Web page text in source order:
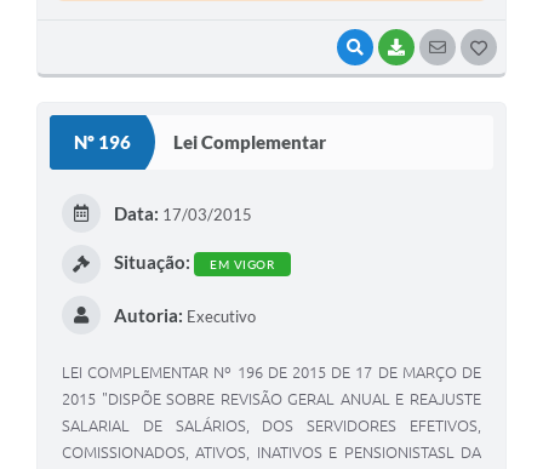
VISUALIZAR
BAIXARSEGUIR
Nº 196 Lei Complementar
Data: 17/03/2015
Situação: EM VIGOR
Autoria: Executivo
LEI COMPLEMENTAR Nº 196 DE 2015 DE 17 DE MARÇO DE
2015 "DISPÕE SOBRE REVISÃO GERAL ANUAL E REAJUSTE
SALARIAL DE SALÁRIOS, DOS SERVIDORES EFETIVOS,
COMISSIONADOS, ATIVOS, INATIVOS E PENSIONISTASL DA